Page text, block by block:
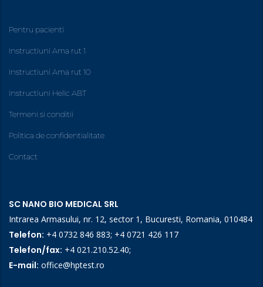
Pentru pacienti
Instructiuni Ama rut 1
Instructiuni Ama rut 10
Instructiuni Helic ABT
Termeni si conditii
Politica de confidentialitate
Contact
SC NANO BIO MEDICAL SRL
Intrarea Armasului, nr. 12, sector 1, Bucuresti, Romania, 010484
Telefon: +4 0732 846 883; +4 0721 426 117
Telefon/fax: +4 021.210.52.40;
E-mail: office@hptest.ro